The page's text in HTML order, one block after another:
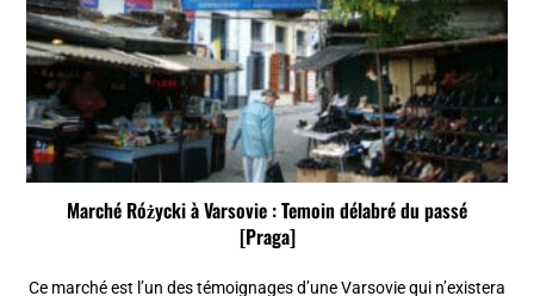
Marché Różycki à Varsovie : Temoin délabré du passé
[Praga]
Ce marché est l’un des témoignages d’une Varsovie qui n’existera